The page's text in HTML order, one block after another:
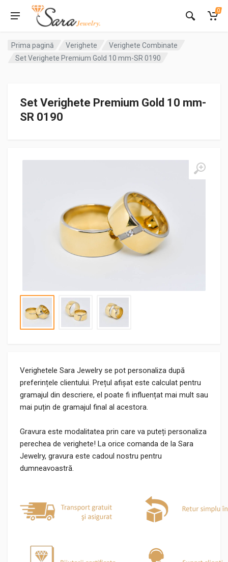
0
Prima pagină Verighete
Verighete Combinate
Set Verighete Premium Gold 10 mm-SR 0190
Set Verighete Premium Gold 10 mm-
SR 0190
Verighetele Sara Jewelry se pot personaliza după
preferințele clientului. Prețul afișat este calculat pentru
gramajul din descriere, el poate fi influențat mai mult sau
mai puțin de gramajul final al acestora.
Gravura este modalitatea prin care va puteți personaliza
perechea de verighete! La orice comanda de la Sara
Jewelry, gravura este cadoul nostru pentru
dumneavoastră.